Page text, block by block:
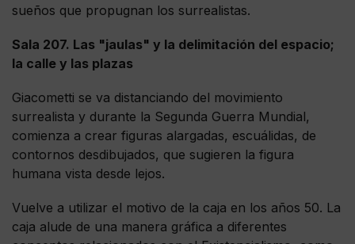
sueños que propugnan los surrealistas.
Sala 207. Las "jaulas" y la delimitación del espacio;
la calle y las plazas
Giacometti se va distanciando del movimiento
surrealista y durante la Segunda Guerra Mundial,
comienza a crear figuras alargadas, escuálidas, de
contornos desdibujados, que sugieren la figura
humana vista desde lejos.
Vuelve a utilizar el motivo de la caja en los años 50. La
caja alude de una manera gráfica a diferentes